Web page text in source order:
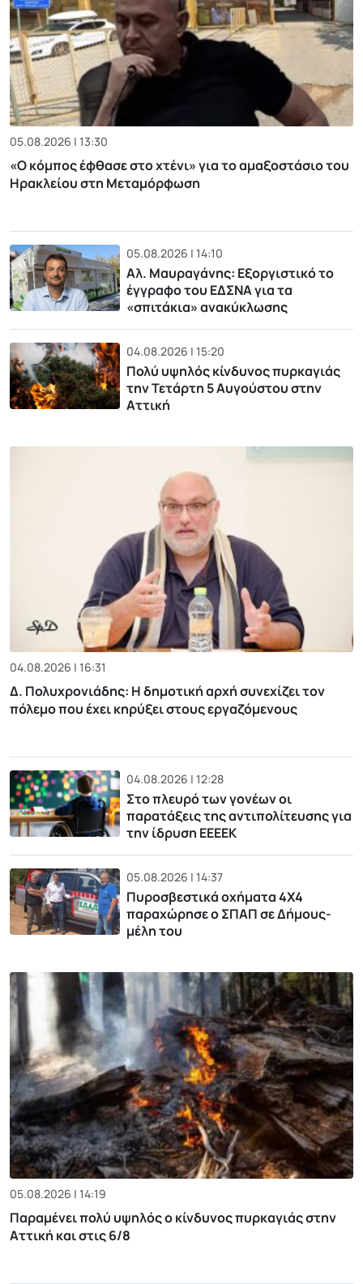
05.08.2026 | 13:30
«Ο κόμπος έφθασε στο χτένι» για το αμαξοστάσιο του
Ηρακλείου στη Μεταμόρφωση
05.08.2026 | 14:10
Αλ. Μαυραγάνης: Εξοργιστικό το
έγγραφο του ΕΔΣΝΑ για τα
«σπιτάκια» ανακύκλωσης
04.08.2026 | 15:20
Πολύ υψηλός κίνδυνος πυρκαγιάς
την Τετάρτη 5 Αυγούστου στην
Αττική
04.08.2026 | 16:31
Δ. Πολυχρονιάδης: Η δημοτική αρχή συνεχίζει τον
πόλεμο που έχει κηρύξει στους εργαζόμενους
04.08.2026 | 12:28
Στο πλευρό των γονέων οι
παρατάξεις της αντιπολίτευσης για
την ίδρυση ΕΕΕΕΚ
05.08.2026 | 14:37
Πυροσβεστικά οχήματα 4Χ4
παραχώρησε ο ΣΠΑΠ σε Δήμους-
μέλη του
05.08.2026 | 14:19
Παραμένει πολύ υψηλός ο κίνδυνος πυρκαγιάς στην
Αττική και στις 6/8